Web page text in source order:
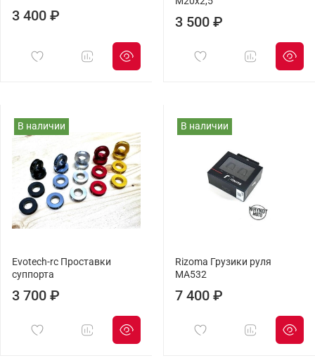
3 400 ₽ 3 500 ₽
В наличии
Evotech-rc Проставки
суппорта
3 700 ₽
В наличии
Rizoma Грузики руля
MA532
7 400 ₽